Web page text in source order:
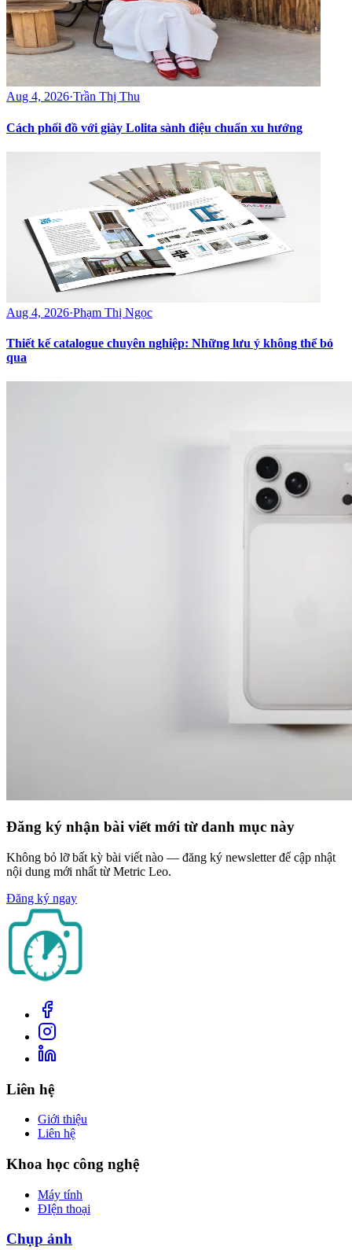
Aug 4, 2026·Trần Thị Thu
Cách phối đồ với giày Lolita sành điệu chuẩn xu hướng
Aug 4, 2026·Phạm Thị Ngọc
Thiết kế catalogue chuyên nghiệp: Những lưu ý không thể bỏ
qua
Đăng ký nhận bài viết mới từ danh mục này
Không bỏ lỡ bất kỳ bài viết nào — đăng ký newsletter để cập nhật
nội dung mới nhất từ Metric Leo.
Đăng ký ngay
Liên hệ
Giới thiệu
Liên hệ
Khoa học công nghệ
Máy tính
ĐIện thoại
Chụp ảnh